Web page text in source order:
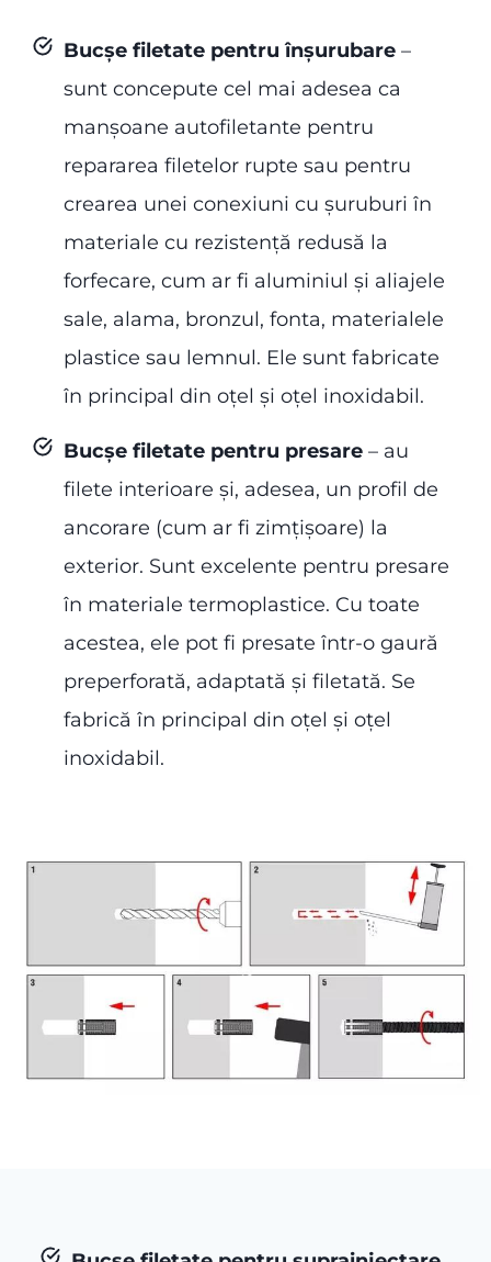
Bucșe filetate pentru înșurubare –
sunt concepute cel mai adesea ca
manșoane autofiletante pentru
repararea filetelor rupte sau pentru
crearea unei conexiuni cu șuruburi în
materiale cu rezistență redusă la
forfecare, cum ar fi aluminiul și aliajele
sale, alama, bronzul, fonta, materialele
plastice sau lemnul. Ele sunt fabricate
în principal din oțel și oțel inoxidabil.
Bucșe filetate pentru presare – au
filete interioare și, adesea, un profil de
ancorare (cum ar fi zimțișoare) la
exterior. Sunt excelente pentru presare
în materiale termoplastice. Cu toate
acestea, ele pot fi presate într-o gaură
preperforată, adaptată și filetată. Se
fabrică în principal din oțel și oțel
inoxidabil.